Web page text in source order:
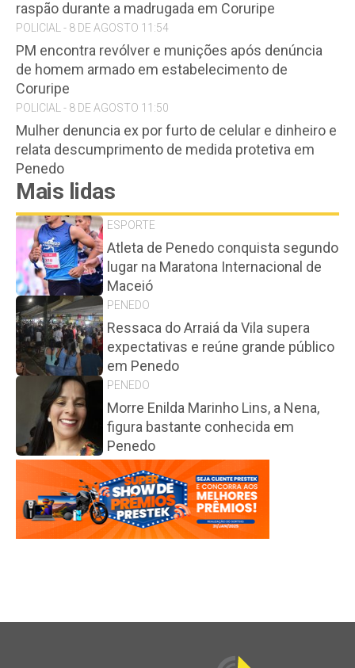
raspão durante a madrugada em Coruripe
POLICIAL - 8 DE AGOSTO 11:54
PM encontra revólver e munições após denúncia
de homem armado em estabelecimento de
Coruripe
POLICIAL - 8 DE AGOSTO 11:50
Mulher denuncia ex por furto de celular e dinheiro e
relata descumprimento de medida protetiva em
Penedo
Mais lidas
ESPORTE
Atleta de Penedo conquista segundo
lugar na Maratona Internacional de
Maceió
PENEDO
Ressaca do Arraiá da Vila supera
expectativas e reúne grande público
em Penedo
PENEDO
Morre Enilda Marinho Lins, a Nena,
figura bastante conhecida em
Penedo